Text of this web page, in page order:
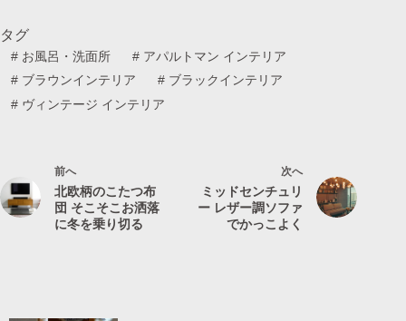
タグ
#お風呂・洗面所 #アパルトマン インテリア
#ブラウンインテリア #ブラックインテリア
#ヴィンテージ インテリア
前へ
北欧柄のこたつ布
団 そこそこお洒落
に冬を乗り切る
次へ
ミッドセンチュリ
ー レザー調ソファ
でかっこよく